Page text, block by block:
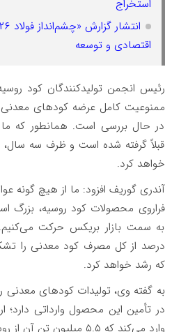
استخراج
اقتصادی و توسعه
رئیس انجمن تولیدکنندگان کود
ممنوعیت کامل عرضه کودهای معدنی
در حال بررسی است. همانطور که
قبلاً گرفته شده است و ظرف سه سال،
خواهد کرد.
آندری گوریف افزود: ما از هیچ گونه
فراروی محصولات کود روسیه، بزرگ
درصد از کل مصرف کود معدنی را
که رشد خواهد کرد.
وارد می‌کند که ۵.۵ میلیون تن آن از روسیه است.